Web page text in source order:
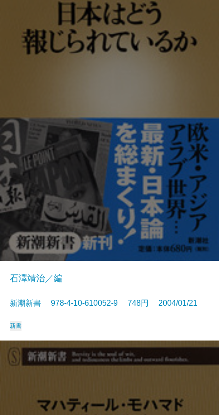
石澤靖治／編
新潮新書 978-4-10-610052-9 748円 2004/01/21
新書